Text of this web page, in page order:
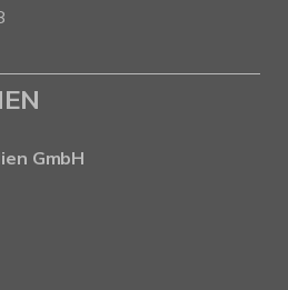
GmbH